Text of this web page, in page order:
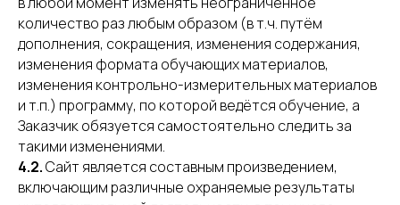
количество раз любым образом (в т.ч. путём
дополнения, сокращения, изменения содержания,
изменения формата обучающих материалов,
изменения контрольно-измерительных материалов
и т.п.) программу, по которой ведётся обучение, а
Заказчик обязуется самостоятельно следить за
такими изменениями.
4.2.Сайт является составным произведением,
включающим различные охраняемые результаты